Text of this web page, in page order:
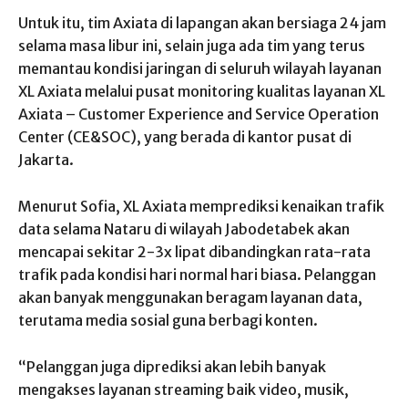
Untuk itu, tim Axiata di lapangan akan bersiaga 24 jam
selama masa libur ini, selain juga ada tim yang terus
memantau kondisi jaringan di seluruh wilayah layanan
XL Axiata melalui pusat monitoring kualitas layanan XL
Axiata – Customer Experience and Service Operation
Center (CE&SOC), yang berada di kantor pusat di
Jakarta.
Menurut Sofia, XL Axiata memprediksi kenaikan trafik
data selama Nataru di wilayah Jabodetabek akan
mencapai sekitar 2-3x lipat dibandingkan rata-rata
trafik pada kondisi hari normal hari biasa. Pelanggan
akan banyak menggunakan beragam layanan data,
terutama media sosial guna berbagi konten.
“Pelanggan juga diprediksi akan lebih banyak
mengakses layanan streaming baik video, musik,